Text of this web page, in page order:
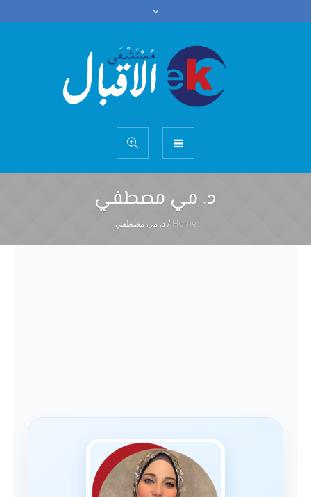
د. مي مصطفي
Home
/د. مي مصطفي